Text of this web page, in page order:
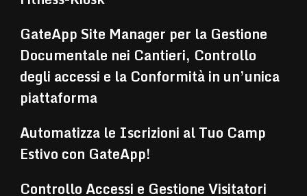
GateApp Site Manager per la Gestione
Documentale nei Cantieri, Controllo
degli accessi e la Conformità in un’unica
piattaforma
Automatizza le Iscrizioni al Tuo Camp
Estivo con GateApp!
Controllo Accessi e Gestione Visitatori